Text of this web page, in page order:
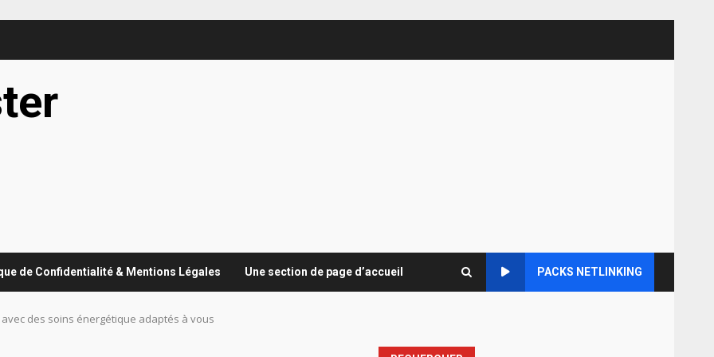
de Confidentialité & Mentions Légales Une section de page d’accueil PACKS NETLINKING
des soins énergétique adaptés à vous